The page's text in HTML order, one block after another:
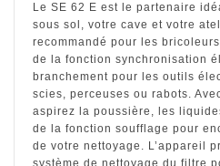
Le SE 62 E est le partenaire
sous sol, votre cave et votre
recommandé pour les
de la fonction synchronisation
branchement pour les outils
scies, perceuses ou rabots.
aspirez la poussière, les
de la fonction soufflage pour
de votre nettoyage. L’appareil
système de nettoyage du filtre